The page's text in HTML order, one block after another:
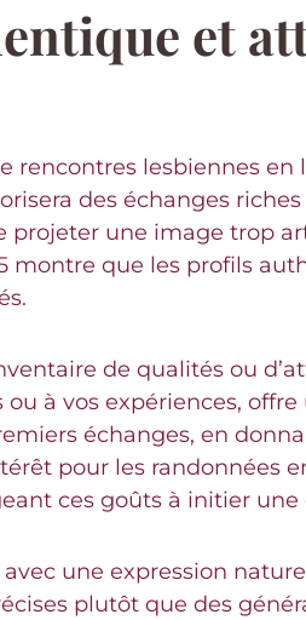
et
rencontres lesbiennes
des échanges
projeter une image trop
montre que les profils
de qualités ou
à vos expériences,
échanges, en
pour les randonnées
ces goûts à initier une
une expression
plutôt que des